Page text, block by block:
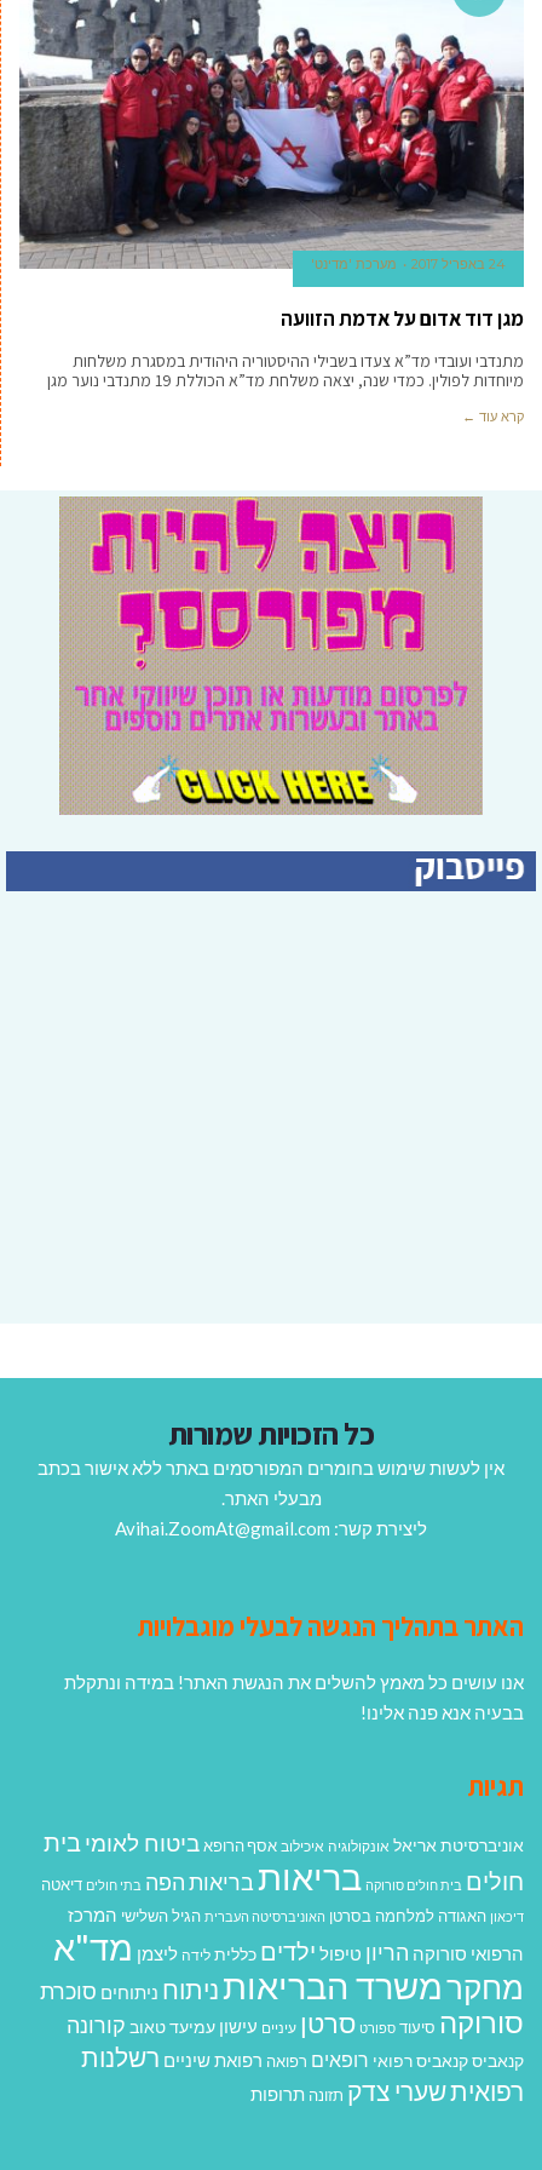
24 באפריל 2017 מערכת 'מדינט'
מגן דוד אדום על אדמת הזוועה
מתנדבי ועובדי מד”א צעדו בשבילי ההיסטוריה היהודית במסגרת משלחות
מיוחדות לפולין. כמדי שנה, יצאה משלחת מד”א הכוללת 19 מתנדבי נוער מגן
קרא עוד ←
כל הזכויות שמורות
אין לעשות שימוש בחומרים המפורסמים באתר ללא אישור בכתב
מבעלי האתר.
ליצירת קשר: Avihai.ZoomAt@gmail.com
האתר בתהליך הנגשה לבעלי מוגבלויות
אנו עושים כל מאמץ להשלים את הנגשת האתר! במידה ונתקלת
בבעיה אנא פנה אלינו!
תגיות
אוניברסיטת אריאל אונקולוגיה איכילוב אסף הרופא ביטוח לאומי בית
חולים בית חולים סורוקה בריאות בריאות הפה בתי חולים דיאטה
דיכאון האגודה למלחמה בסרטן האוניברסיטה העברית הגיל השלישי המרכז
הרפואי סורוקה הריון טיפול ילדים כללית לידה ליצמן מד"א
מחקרמשרד הבריאות ניתוח ניתוחים סוכרת
סורוקה סיעוד ספורט סרטן עיניים עישון עמיעד טאוב קורונה
קנאביסקנאביס רפואי רופאים רפואה רפואת שיניים רשלנות
רפואיתשערי צדק תזונה תרופות